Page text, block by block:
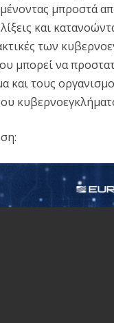
μπροστά
και
των
μπορεί να
και τους